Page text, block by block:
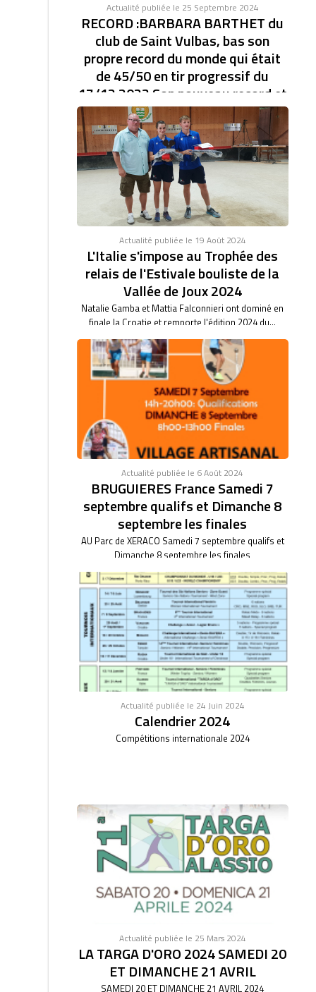
Actualité publiée le 25 Septembre 2024
RECORD :BARBARA BARTHET du
club de Saint Vulbas, bas son
propre record du monde qui était
de 45/50 en tir progressif du
17/12 2023 Son nouveau record et
de 46/47.établi à la coupe d'Europe
des clubs féminin.
RECORD DU MONDE EN TIR PROGRESSIF AVEC
46/47. BARBARA BARTHET du club de Saint Vulbas,
bas son...
Actualité publiée le 19 Août 2024
L'Italie s'impose au Trophée des
relais de l'Estivale bouliste de la
Vallée de Joux 2024
Natalie Gamba et Mattia Falconnieri ont dominé en
finale la Croatie et remporte l'édition 2024 du...
Actualité publiée le 6 Août 2024
BRUGUIERES France Samedi 7
septembre qualifs et Dimanche 8
septembre les finales
AU Parc de XERACO Samedi 7 septembre qualifs et
Dimanche 8 septembre les finales
Actualité publiée le 24 Juin 2024
Calendrier 2024
Compétitions internationale 2024
Actualité publiée le 25 Mars 2024
LA TARGA D'ORO 2024 SAMEDI 20
ET DIMANCHE 21 AVRIL
SAMEDI 20 ET DIMANCHE 21 AVRIL 2024